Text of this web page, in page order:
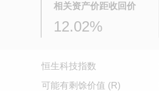
相关资产价距收回价
12.02%
恒生科技指数
可能有剩馀价值 (R)